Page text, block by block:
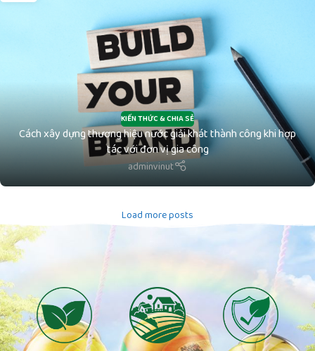
KIẾN THỨC & CHIA SẺ
Cách xây dựng thương hiệu nước giải khát thành công khi hợp
tác với đơn vị gia công
adminvinut
Load more posts